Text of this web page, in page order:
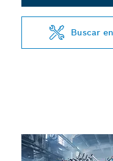
Buscar